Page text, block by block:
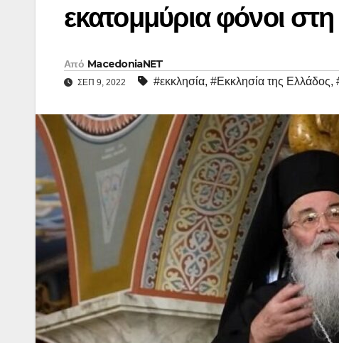
εκατομμύρια φόνοι
Από MacedoniaNET
ΣΕΠ 9, 2022 #εκκλησία, #Εκκλησία της Ελλάδος,